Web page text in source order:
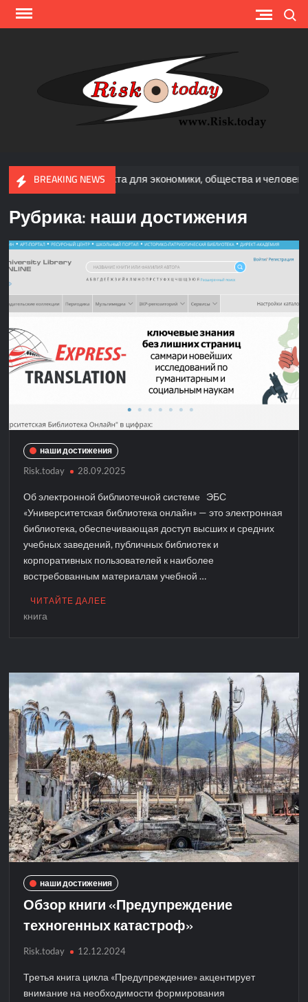
Перейти
BREAKING NEWS
для экономики, общества и человека.
Рубрика:наши достижения
наши достижения
Risk.today 28.09.2025
Об электронной библиотечной системе ЭБС
«Университетская библиотека онлайн» — это электронная
библиотека, обеспечивающая доступ высших и средних
учебных заведений, публичных библиотек и
корпоративных пользователей к наиболее
востребованным материалам учебной …
ЧИТАЙТЕ ДАЛЕЕ
книга
наши достижения
Обзор книги «Предупреждение
техногенных катастроф»
Risk.today 12.12.2024
Третья книга цикла «Предупреждение» акцентирует
внимание на необходимости формирования